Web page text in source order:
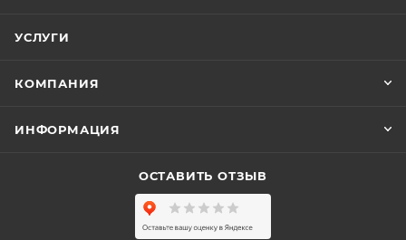
УСЛУГИ
КОМПАНИЯ
ИНФОРМАЦИЯ
ОСТАВИТЬ ОТЗЫВ